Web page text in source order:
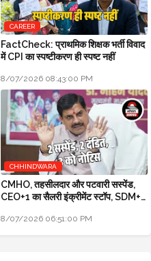
CAREER
FactCheck: प्राथमिक शिक्षक भर्ती विवाद
में CPI का स्पष्टीकरण ही स्पष्ट नहीं
8/07/2026 08:43:00 PM
CHHINDWARA
CMHO, तहसीलदार और पटवारी सस्पेंड,
CEO+1 का सैलरी इंक्रीमेंट स्टॉप, SDM+2
8/07/2026 06:51:00 PM